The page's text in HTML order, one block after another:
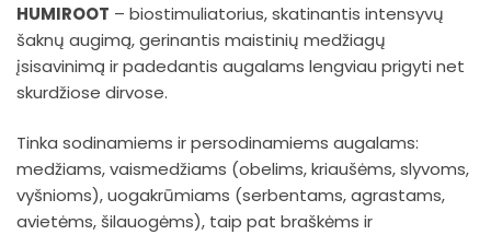
HUMIROOT – biostimuliatorius, skatinantis intensyvų
šaknų augimą, gerinantis maistinių medžiagų
įsisavinimą ir padedantis augalams lengviau prigyti net
skurdžiose dirvose.
Tinka sodinamiems ir persodinamiems augalams:
medžiams, vaismedžiams (obelims, kriaušėms, slyvoms,
vyšnioms), uogakrūmiams (serbentams, agrastams,
avietėms, šilauogėms), taip pat braškėms ir